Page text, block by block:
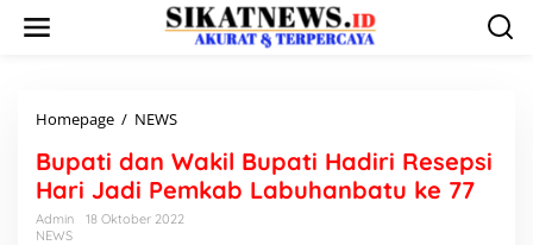
Homepage / NEWS
p
a
t
i
Bupati dan Wakil Bupati Hadiri Resepsi
Hari Jadi Pemkab Labuhanbatu ke 77
Admin
18 Oktober 2022
NEWS